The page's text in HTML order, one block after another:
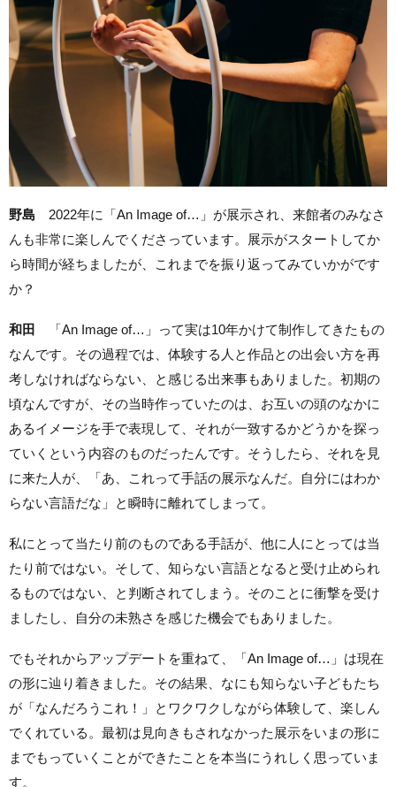
野島 2022年に「An Image of…」が展示され、来館者のみなさ
んも非常に楽しんでくださっています。展示がスタートしてか
ら時間が経ちましたが、これまでを振り返ってみていかがです
か？
和田
「An Image of…」って実は10年かけて制作してきたもの
なんです。その過程では 、体験する人と作品との出会い方を再
考しなければならない、と感じる出来事もありました。初期の
頃なんですが、その当時作っていたのは、お互いの頭のなかに
あるイメージを手で表現して、それが一致するかどうかを探っ
ていくという内容のものだったんです。そうしたら、それを見
に来た人が、「あ、これって手話の展示なんだ。自分にはわか
らない言語だな」と瞬時に離れてしまって。
私にとって当たり前のものである手話が、他に人にとっては当
たり前ではない。そして、知らない言語となると受け止められ
るものではない、と判断されてしまう。そのことに衝撃を受け
ましたし、自分の未熟さを感じた機会でもありました。
でもそれからアップデートを重ねて、「An Image of…」は現在
の形に辿り着きました。その結果、なにも知らない子どもたち
が「なんだろうこれ！」とワクワクしながら体験して、楽しん
でくれている。最初は見向きもされなかった展示をいまの形に
までもっていくことができたことを本当にうれしく思っていま
す。